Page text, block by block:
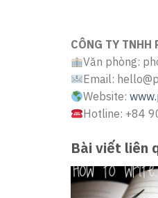
CÔNG TY TNHH
Văn phòng:
Email:
Website:
Hotline: +84
Bài viết liên